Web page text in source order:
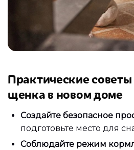
Практические
щенка в новом доме
Создайте безопасное
подготовьте место для
Соблюдайте режим